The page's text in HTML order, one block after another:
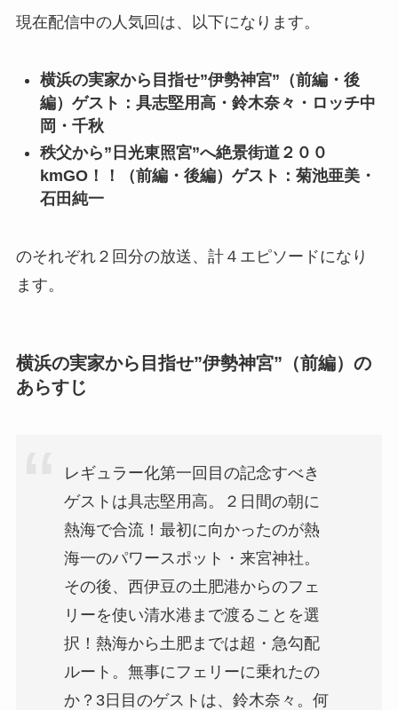
現在配信中の人気回は、以下になります。
横浜の実家から目指せ”伊勢神宮”（前編・後
編）ゲスト：具志堅用高・鈴木奈々・ロッチ中
岡・千秋
秩父から”日光東照宮”へ絶景街道２００
kmGO！！（前編・後編）ゲスト：菊池亜美・
石田純一
のそれぞれ２回分の放送、計４エピソードになり
ます。
横浜の実家から目指せ”伊勢神宮”（前編）の
あらすじ
レギュラー化第一回目の記念すべき
ゲストは具志堅用高。２日間の朝に
熱海で合流！最初に向かったのが熱
海一のパワースポット・来宮神社。
その後、西伊豆の土肥港からのフェ
リーを使い清水港まで渡ることを選
択！熱海から土肥までは超・急勾配
ルート。無事にフェリーに乗れたの
か？3日目のゲストは、鈴木奈々。何